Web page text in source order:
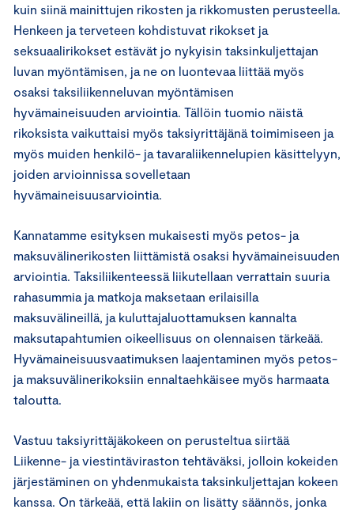
kuin siinä mainittujen rikosten ja rikkomusten perusteella.
Henkeen ja terveteen kohdistuvat rikokset ja
seksuaalirikokset estävät jo nykyisin taksinkuljettajan
luvan myöntämisen, ja ne on luontevaa liittää myös
osaksi taksiliikenneluvan myöntämisen
hyvämaineisuuden arviointia. Tällöin tuomio näistä
rikoksista vaikuttaisi myös taksiyrittäjänä toimimiseen ja
myös muiden henkilö- ja tavaraliikennelupien käsittelyyn,
joiden arvioinnissa sovelletaan
hyvämaineisuusarviointia.
Kannatamme esityksen mukaisesti myös petos- ja
maksuvälinerikosten liittämistä osaksi hyvämaineisuuden
arviointia. Taksiliikenteessä liikutellaan verrattain suuria
rahasummia ja matkoja maksetaan erilaisilla
maksuvälineillä, ja kuluttajaluottamuksen kannalta
maksutapahtumien oikeellisuus on olennaisen tärkeää.
Hyvämaineisuusvaatimuksen laajentaminen myös petos-
ja maksuvälinerikoksiin ennaltaehkäisee myös harmaata
taloutta.
Vastuu taksiyrittäjäkokeen on perusteltua siirtää
Liikenne- ja viestintäviraston tehtäväksi, jolloin kokeiden
järjestäminen on yhdenmukaista taksinkuljettajan kokeen
kanssa. On tärkeää, että lakiin on lisätty säännös, jonka